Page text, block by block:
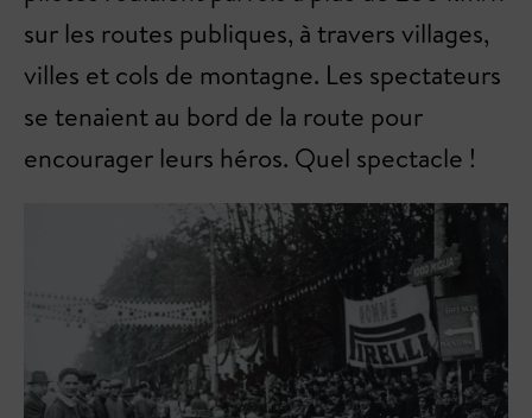
sur les routes publiques, à travers villages,
villes et cols de montagne. Les spectateurs
se tenaient au bord de la route pour
encourager leurs héros. Quel spectacle !